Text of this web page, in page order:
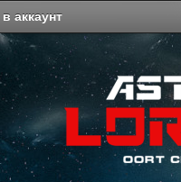
аккаунт